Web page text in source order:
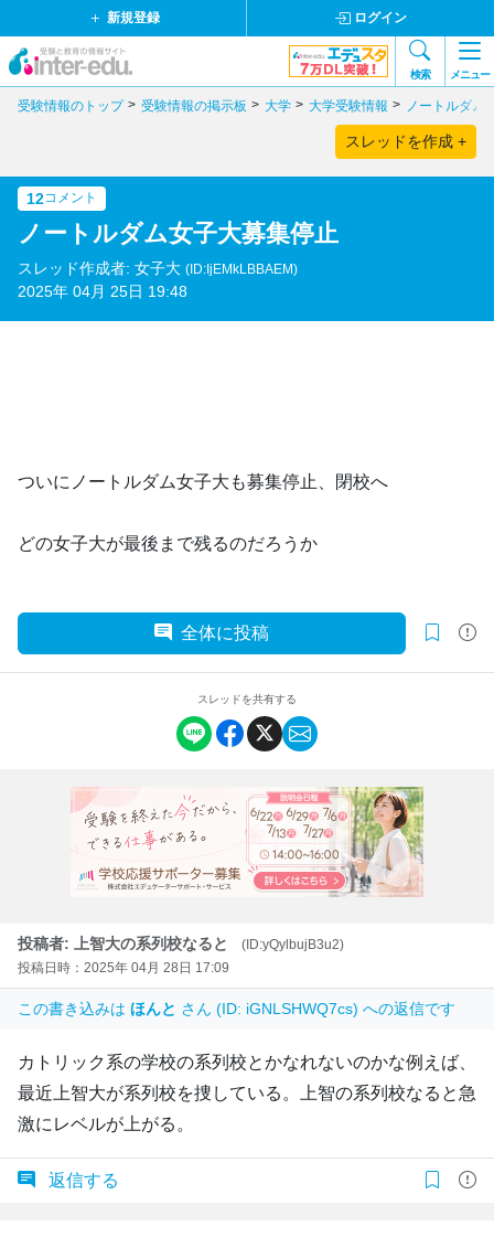
新規登録 ログイン
検索 メニュー
受験情報のトップ 受験情報の掲示板 大学 大学受験情報 ノートルダム
スレッドを作成 +
12コメント
ノートルダム女子大募集停止
スレッド作成者: 女子大 (ID:IjEMkLBBAEM)
2025年 04月 25日 19:48
ついにノートルダム女子大も募集停止、閉校へ
どの女子大が最後まで残るのだろうか
全体に投稿
スレッドを共有する
投稿者: 上智大の系列校なると
(ID:yQylbujB3u2)
投稿日時：2025年 04月 28日 17:09
この書き込みは ほんと さん (ID: iGNLSHWQ7cs) への返信です
カトリック系の学校の系列校とかなれないのかな例えば、
最近上智大が系列校を捜している。上智の系列校なると急
激にレベルが上がる。
返信する